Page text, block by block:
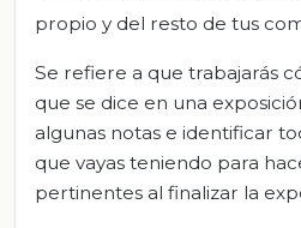
propio y del resto de tus
Se refiere a que trabajarás
que se dice en una
algunas notas e identificar
que vayas teniendo para
pertinentes al finalizar la